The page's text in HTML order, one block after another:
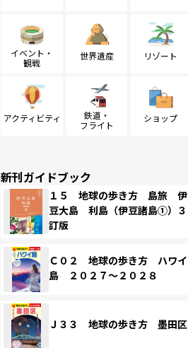
イベント・
観戦
世界遺産 リゾート
アクティビティ
鉄道・
フライト
ショップ
新刊ガイドブック
１５ 地球の歩き方 島旅 伊
豆大島 利島（伊豆諸島①）３
訂版
Ｃ０２ 地球の歩き方 ハワイ
島 ２０２７～２０２８
Ｊ３３ 地球の歩き方 墨田区